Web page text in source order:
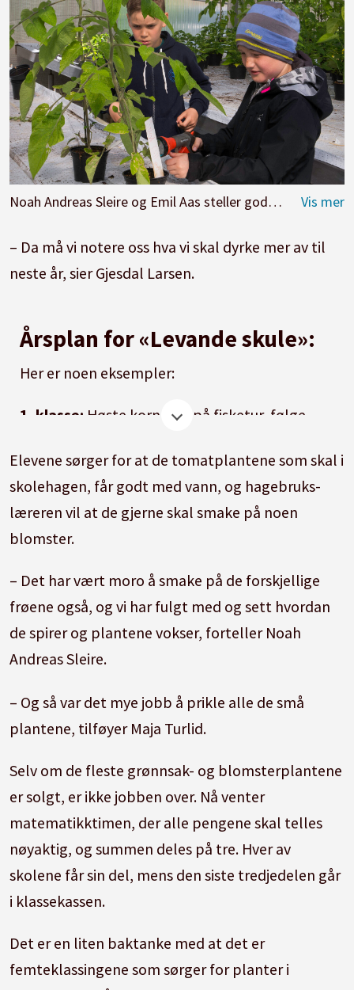
Noah Andreas Sleire og Emil Aas steller godt med tomatene og sørger for at de får vann. Foto: Kari Kløvstad
– Da må vi notere oss hva vi skal dyrke mer av til
neste år, sier Gjesdal Larsen.
Årsplan for «Levande skule»:
Her er noen eksempler:
1. klasse: Høste korn, dra på fisketur, følge
dem.
2. klasse: Plukke poteter, lage potetstappe og
potetkaker, følge et epletre gjennom året.
3. klasse:Følge sauen gjennom året, være med
på lamming, bruke ull i formingsaktiviteter.
Plukke epler, presse saft og lage eplekake.
Oppgaver i skolehagen.
4. klasse:Lage fårikål, lage fuglekasse, bli
kjent med arbeidshesten.
5. klasse: Rydde i kulturlandskapet, se på
geitas rolle der, avle opp planter, lage
kompost i hagen, gjøre oppgaver i skolehagen.
6. klasse:Melkedyr og melkeforedling, lage
yoghurt og kinne smør, høste bær og frukt og
lage saft og syltetøy.
7. klasse:Fisketur, hogge ved, legge opp ny
kompost.
Elevene sørger for at de tomatplantene som skal i
skolehagen, får godt med vann, og hagebruks-
læreren vil at de gjerne skal smake på noen
blomster.
– Det har vært moro å smake på de forskjellige
frøene også, og vi har fulgt med og sett hvordan
de spirer og plantene vokser, forteller Noah
Andreas Sleire.
– Og så var det mye jobb å prikle alle de små
plantene, tilføyer Maja Turlid.
Selv om de fleste grønnsak- og blomsterplantene
er solgt, er ikke jobben over. Nå venter
matematikktimen, der alle pengene skal telles
nøyaktig, og summen deles på tre. Hver av
skolene får sin del, mens den siste tredjedelen går
i klassekassen.
Det er en liten baktanke med at det er
femteklassingene som sørger for planter i